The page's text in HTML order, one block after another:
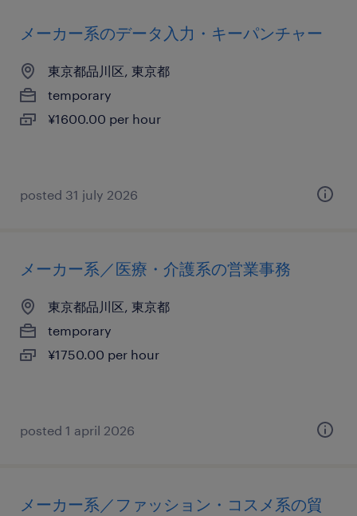
メーカー系のデータ入力・キーパンチャー
東京都品川区, 東京都
temporary
¥1600.00 per hour
posted 31 july 2026
メーカー系／医療・介護系の営業事務
東京都品川区, 東京都
temporary
¥1750.00 per hour
posted 1 april 2026
メーカー系／ファッション・コスメ系の貿